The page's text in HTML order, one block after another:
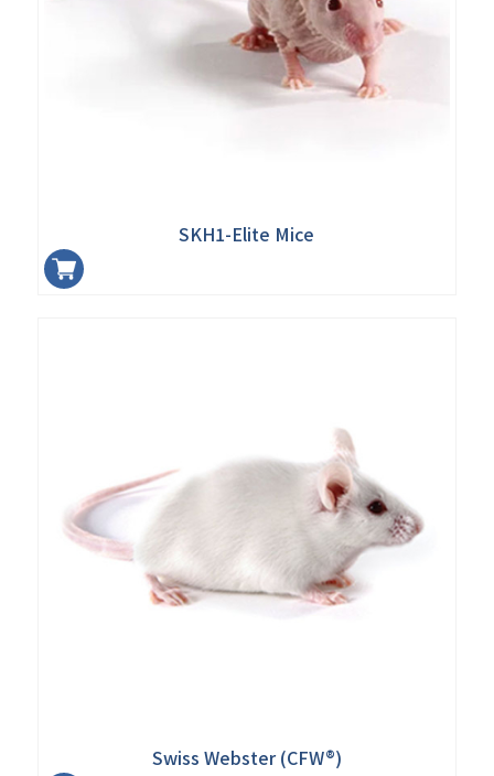
SKH1-Elite Mice
Swiss Webster (CFW®)